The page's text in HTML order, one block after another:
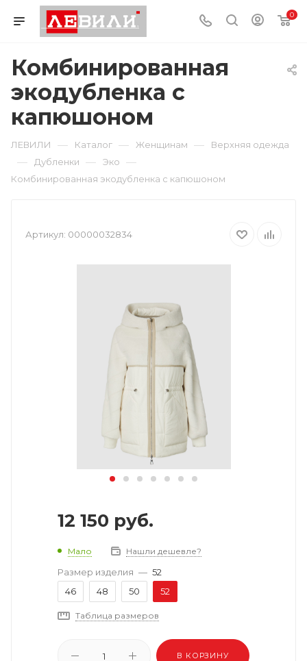
0
Комбинированная
экодубленка с
капюшоном
ЛЕВИЛИ — Каталог — Женщинам — Верхняя одежда
— Дубленки — Эко —
Комбинированная экодубленка с капюшоном
Артикул: 00000032834
12 150 руб.
Мало Нашли дешевле?
Размер изделия — 52
46
48 50 52
Таблица размеров
В КОРЗИНУ